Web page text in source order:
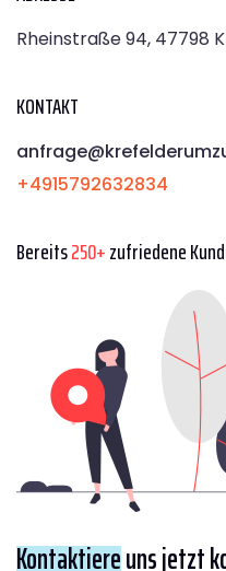
Rheinstraße 94, 47798
KONTAKT
+4915792632834
Bereits250+zufriedene
Kontaktiereuns jetzt